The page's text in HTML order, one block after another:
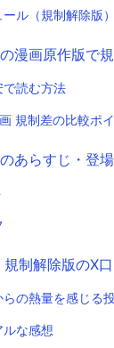
ル（規制解除版）
漫画原作版で
読む方法
規制差の比較ポ
あらすじ・登
制解除版のX
の熱量を感じる
な感想